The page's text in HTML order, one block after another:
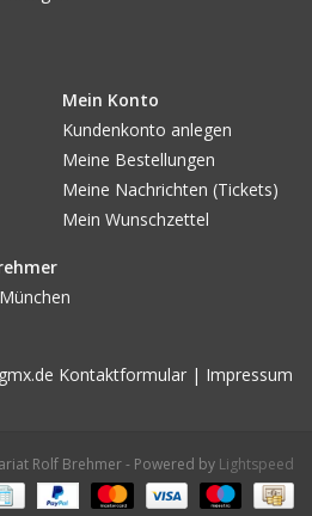
Mein Konto
Kundenkonto anlegen
Meine Bestellungen
Meine Nachrichten (Tickets)
Mein Wunschzettel
Kontaktformular | Impressum
Rolf Brehmer - Powered by Lightspeed